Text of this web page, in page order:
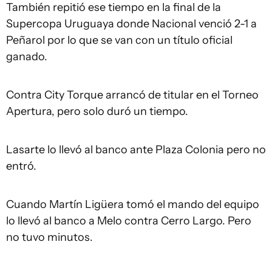
También repitió ese tiempo en la final de la
Supercopa Uruguaya donde Nacional venció 2-1 a
Peñarol por lo que se van con un título oficial
ganado.
Contra City Torque arrancó de titular en el Torneo
Apertura, pero solo duró un tiempo.
Lasarte lo llevó al banco ante Plaza Colonia pero no
entró.
Cuando Martín Ligüera tomó el mando del equipo
lo llevó al banco a Melo contra Cerro Largo. Pero
no tuvo minutos.